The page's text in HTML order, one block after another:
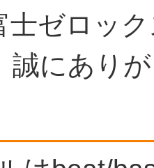
士ゼロッ
誠にあり